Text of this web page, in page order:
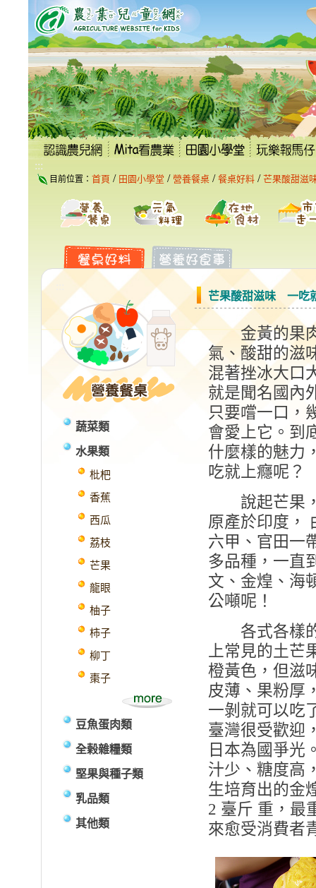
到
主
要
內
容
區
塊
:::
目前位置： 首頁 / 田園小學堂 / 營養餐桌 / 餐桌好料 / 芒果酸甜滋
蔬菜類
水果類
枇杷
香蕉
西瓜
荔枝
芒果
龍眼
柚子
柿子
柳丁
棗子
豆魚蛋肉類
全榖雜糧類
堅果與種子類
乳品類
其他類
芒果酸甜滋味 一吃
金黃的果肉
氣、酸甜的滋
混著挫冰大口
就是聞名國內
只要嚐一口，
會愛上它。到
什麼樣的魅力
吃就上癮呢？
說起芒果，
原產於印度，
六甲、官田一
多品種，一直
文、金煌、海
公噸呢！
各式各樣的
上常見的土芒
橙黃色，但滋
皮薄、果粉厚
一剝就可以吃
臺灣很受歡迎
日本為國爭光
汁少、糖度高
生培育出的金
2 臺斤 重，最
來愈受消費者